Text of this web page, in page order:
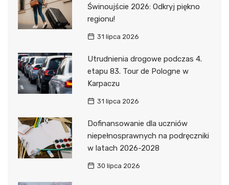
Świnoujście 2026: Odkryj piękno
regionu!
31 lipca 2026
Utrudnienia drogowe podczas 4.
etapu 83. Tour de Pologne w
Karpaczu
31 lipca 2026
Dofinansowanie dla uczniów
niepełnosprawnych na podręczniki
w latach 2026-2028
30 lipca 2026